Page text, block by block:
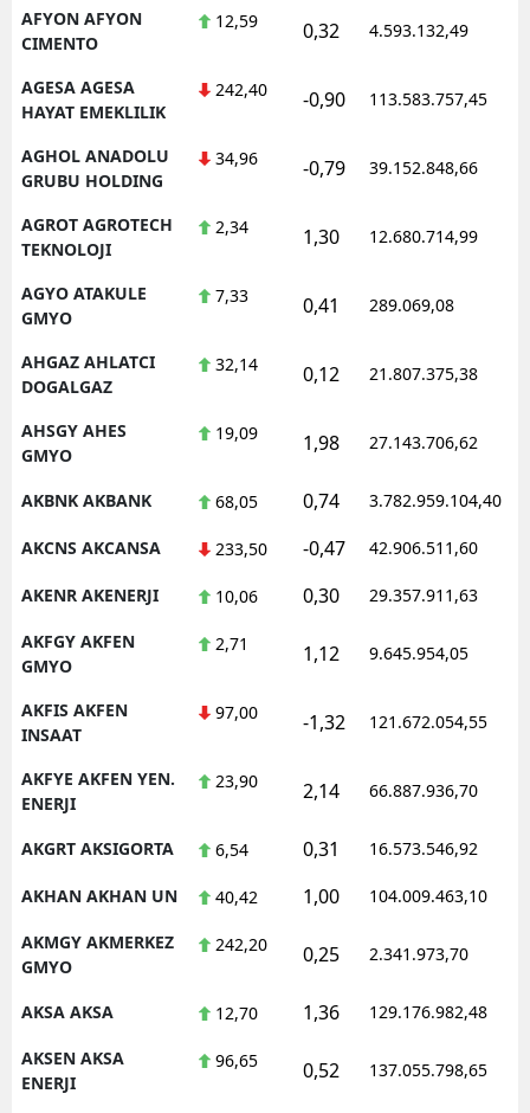
AFYON AFYON
CIMENTO
12,59 0,32 4.593.132,49
AGESA AGESA
HAYAT EMEKLILIK
242,40 -0,90 113.583.757,45
AGHOL ANADOLU
GRUBU HOLDING
34,96 -0,79 39.152.848,66
AGROT AGROTECH
TEKNOLOJI
2,34 1,30 12.680.714,99
AGYO ATAKULE
GMYO
7,33 0,41 289.069,08
AHGAZ AHLATCI
DOGALGAZ
32,14 0,12 21.807.375,38
AHSGY AHES
GMYO
19,09 1,98 27.143.706,62
AKBNK AKBANK 68,05 0,74 3.782.959.104,40
AKCNS AKCANSA 233,50 -0,47 42.906.511,60
AKENR AKENERJI 10,06 0,30 29.357.911,63
AKFGY AKFEN
GMYO
2,71 1,12 9.645.954,05
AKFIS AKFEN
INSAAT
97,00 -1,32 121.672.054,55
AKFYE AKFEN YEN.
ENERJI
23,90 2,14 66.887.936,70
AKGRT AKSIGORTA 6,54 0,31 16.573.546,92
AKHAN AKHAN UN 40,42 1,00 104.009.463,10
AKMGY AKMERKEZ
GMYO
242,20 0,25 2.341.973,70
AKSA AKSA 12,70 1,36 129.176.982,48
AKSEN AKSA
ENERJI
96,65 0,52 137.055.798,65